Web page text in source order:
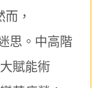
，
思。中高階
賦能術